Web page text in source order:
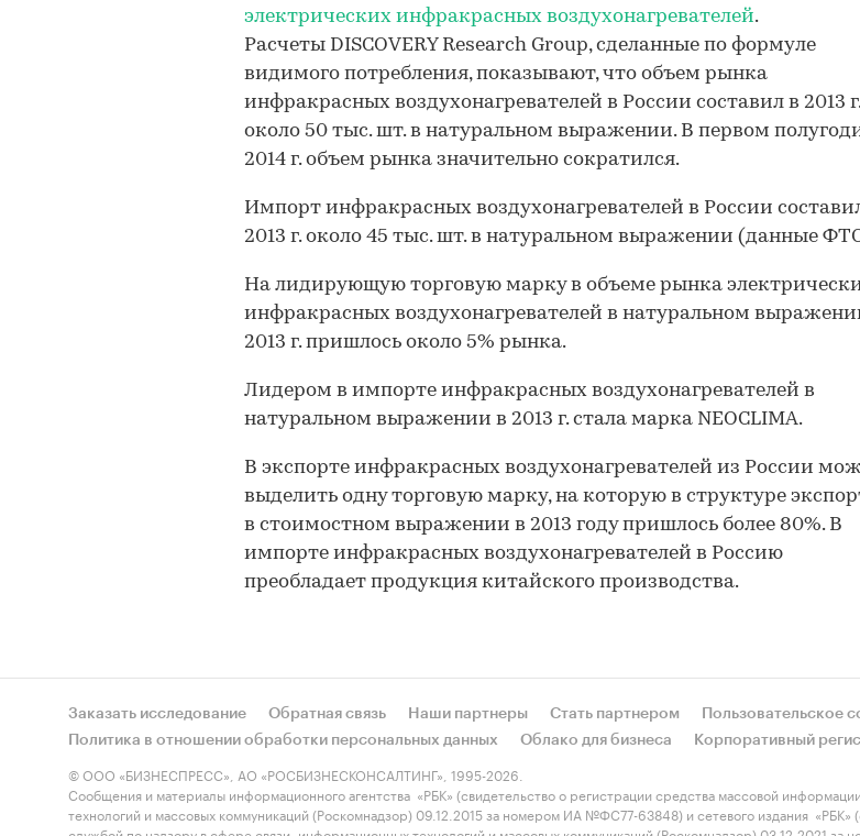
электрических инфракрасных воздухонагревателей.
Расчеты DISCOVERY Research Group, сделанные по формуле
видимого потребления, показывают, что объем рынка
инфракрасных воздухонагревателей в России составил в 2013 г.
около 50 тыс. шт. в натуральном выражении. В первом
2014 г. объем рынка значительно сократился.
Импорт инфракрасных воздухонагревателей в России
2013 г. около 45 тыс. шт. в натуральном выражении (данные
На лидирующую торговую марку в объеме рынка
инфракрасных воздухонагревателей в натуральном
2013 г. пришлось около 5% рынка.
Лидером в импорте инфракрасных воздухонагревателей в
натуральном выражении в 2013 г. стала марка NEOCLIMA.
В экспорте инфракрасных воздухонагревателей из России
выделить одну торговую марку, на которую в структуре
в стоимостном выражении в 2013 году пришлось более 80%. В
импорте инфракрасных воздухонагревателей в Россию
преобладает продукция китайского производства.
Заказать исследование Обратная связь Наши партнеры Стать партнером Пользовательское
Политика в отношении обработки персональных данных
Облако для бизнеса Корпоративный
© ООО «БИЗНЕСПРЕСС», АО «РОСБИЗНЕСКОНСАЛТИНГ», 1995-2026.
Сообщения и материалы информационного агентства «РБК» (свидетельство о регистрации средства массовой
технологий и массовых коммуникаций (Роскомнадзор) 09.12.2015 за номером ИА №ФС77-63848) и сетевого издания